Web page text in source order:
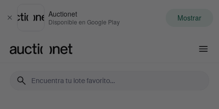
Cerrar
Auctionet
Disponible en Google Play Mostrar